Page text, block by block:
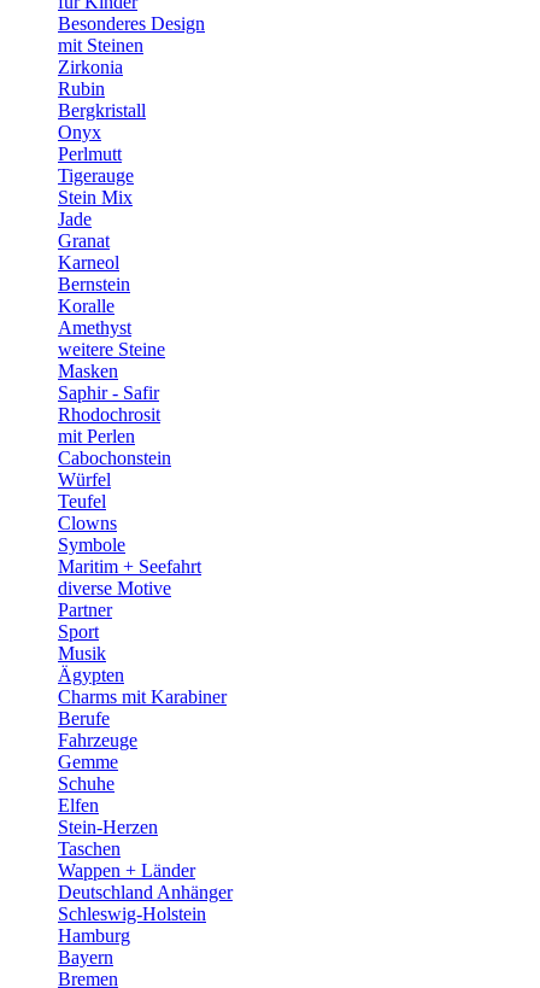
Besonderes Design
mit Steinen
Zirkonia
Rubin
Bergkristall
Onyx
Perlmutt
Tigerauge
Stein Mix
Jade
Granat
Karneol
Bernstein
Koralle
Amethyst
weitere Steine
Masken
Saphir - Safir
Rhodochrosit
mit Perlen
Cabochonstein
Würfel
Teufel
Clowns
Symbole
Maritim + Seefahrt
diverse Motive
Partner
Sport
Musik
Ägypten
Charms mit Karabiner
Berufe
Fahrzeuge
Gemme
Schuhe
Elfen
Stein-Herzen
Taschen
Wappen + Länder
Deutschland Anhänger
Schleswig-Holstein
Hamburg
Bayern
Bremen